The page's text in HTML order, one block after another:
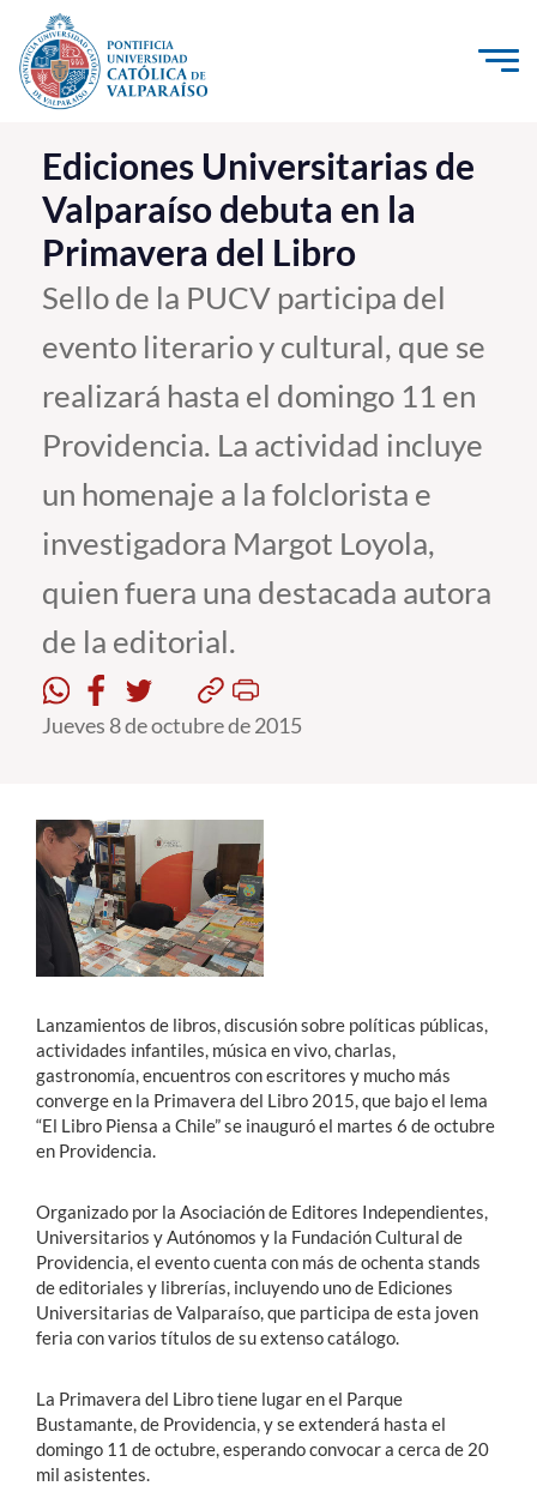
Click acá para ir directamente al contenido
La Universidad
Investigación, Creación e Innovación
PUCV Internacional
Vinculación con el Medio
Admisión
Estudiantes
Académicos
Funcionarios
Alumni
English
Ediciones Universitarias de
Valparaíso debuta en la
Primavera del Libro
Sello de la PUCV participa del
evento literario y cultural, que se
realizará hasta el domingo 11 en
Providencia. La actividad incluye
un homenaje a la folclorista e
investigadora Margot Loyola,
quien fuera una destacada autora
de la editorial.
Jueves 8 de octubre de 2015
Lanzamientos de libros, discusión sobre políticas públicas,
actividades infantiles, música en vivo, charlas,
gastronomía, encuentros con escritores y mucho más
converge en la Primavera del Libro 2015, que bajo el lema
“El Libro Piensa a Chile” se inauguró el martes 6 de octubre
en Providencia.
Organizado por la Asociación de Editores Independientes,
Universitarios y Autónomos y la Fundación Cultural de
Providencia, el evento cuenta con más de ochenta stands
de editoriales y librerías, incluyendo uno de Ediciones
Universitarias de Valparaíso, que participa de esta joven
feria con varios títulos de su extenso catálogo.
La Primavera del Libro tiene lugar en el Parque
Bustamante, de Providencia, y se extenderá hasta el
domingo 11 de octubre, esperando convocar a cerca de 20
mil asistentes.